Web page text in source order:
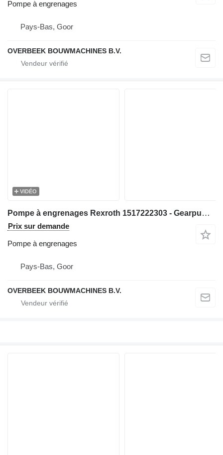
Pompe à engrenages
Pays-Bas, Goor
OVERBEEK BOUWMACHINES B.V.
VIDÉO
Pompe à engrenages Rexroth 1517222303 - Gearpump/Zahnradpumpe/Tandwielpomp pour matériel de TP
Prix sur demande
Pompe à engrenages
Pays-Bas, Goor
OVERBEEK BOUWMACHINES B.V.